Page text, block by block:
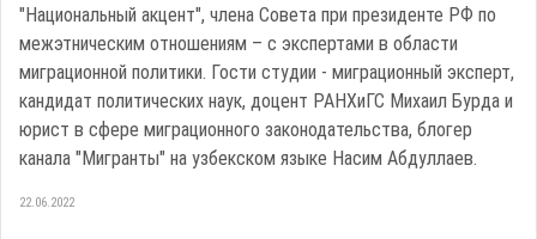
"Национальный акцент", члена Совета при президенте РФ по
межэтническим отношениям – с экспертами в области
миграционной политики. Гости студии - миграционный эксперт,
кандидат политических наук, доцент РАНХиГС Михаил Бурда и
юрист в сфере миграционного законодательства, блогер
канала "Мигранты" на узбекском языке Насим Абдуллаев.
22.06.2022